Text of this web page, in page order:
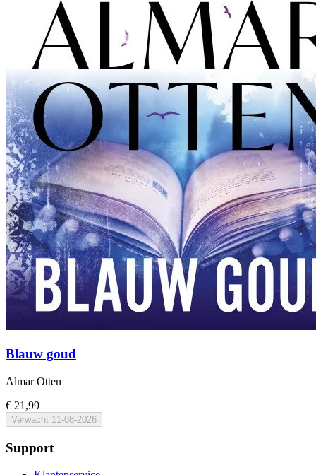
Blauw goud
Almar Otten
€ 21,99
Verwacht 11-08-2026
Support